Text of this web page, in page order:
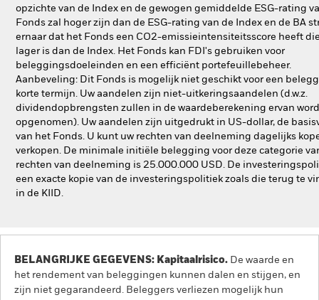
opzichte van de Index en de gewogen gemiddelde ESG-rating
Fonds zal hoger zijn dan de ESG-rating van de Index en de BA
ernaar dat het Fonds een CO2-emissieintensiteitsscore heeft
lager is dan de Index. Het Fonds kan FDI's gebruiken voor
beleggingsdoeleinden en een efficiënt portefeuillebeheer.
Aanbeveling: Dit Fonds is mogelijk niet geschikt voor een
korte termijn. Uw aandelen zijn niet-uitkeringsaandelen (d.w.z.
dividendopbrengsten zullen in de waardeberekening ervan
opgenomen). Uw aandelen zijn uitgedrukt in US-dollar, de
van het Fonds. U kunt uw rechten van deelneming dagelijks
verkopen. De minimale initiële belegging voor deze categorie
rechten van deelneming is 25.000.000 USD. De
een exacte kopie van de investeringspolitiek zoals die terug te
in de KIID.
BELANGRIJKE GEGEVENS: Kapitaalrisico. De waarde en
het rendement van beleggingen kunnen dalen en stijgen, en
zijn niet gegarandeerd. Beleggers verliezen mogelijk hun